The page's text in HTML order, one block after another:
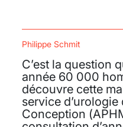
C’est la question
année 60 000
découvre cette
service
Conception
Philippe Schmit